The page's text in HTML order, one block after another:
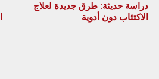
دراسة حديثة: طرق جديدة لعلاج
الاكتئاب دون أدوية